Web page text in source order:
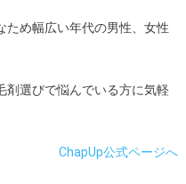
ため幅広い年代の男性、女性
剤選びで悩んでいる方に気軽
ChapUp公式ページへ